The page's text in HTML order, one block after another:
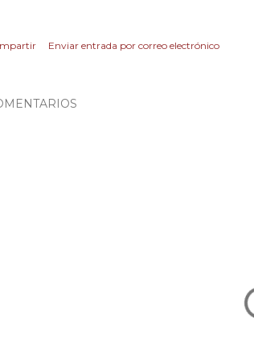
Enviar entrada por correo electrónico